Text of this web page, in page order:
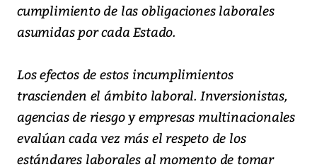
cumplimiento de las obligaciones laborales
asumidas por cada Estado.
Los efectos de estos incumplimientos
trascienden el ámbito laboral. Inversionistas,
agencias de riesgo y empresas multinacionales
evalúan cada vez más el respeto de los
estándares laborales al momento de tomar